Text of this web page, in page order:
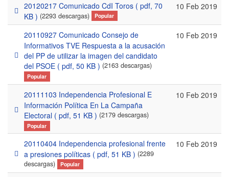
pdf
20120217 Comunicado CdI Toros ( pdf, 70
KB ) (2293 descargas) Popular
10 Feb 2019
pdf
20110927 Comunicado Consejo de
Informativos TVE Respuesta a la acusación
del PP de utilizar la imagen del candidato
del PSOE ( pdf, 50 KB ) (2163 descargas)
Popular
10 Feb 2019
pdf
20111103 Independencia Profesional E
Información Política En La Campaña
Electoral ( pdf, 51 KB ) (2179 descargas)
Popular
10 Feb 2019
pdf
20110404 Independencia profesional frente
a presiones políticas ( pdf, 51 KB ) (2289
descargas)
Popular
10 Feb 2019